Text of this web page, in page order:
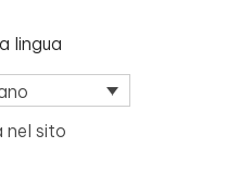
lingua
nel sito